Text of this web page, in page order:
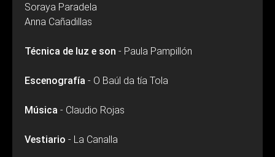
Soraya Paradela
Anna Cañadillas
Técnica de luz e son - Paula Pampillón
Escenografía - O Baúl da tía Tola
Música - Claudio Rojas
Vestiario - La Canalla